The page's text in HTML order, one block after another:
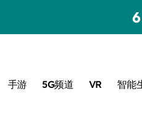
6
手游 5G频道 VR 智能